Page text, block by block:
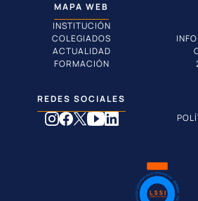
MAPA WEB
INSTITUCIÓN
COLEGIADOS
ACTUALIDAD
FORMACIÓN
REDES SOCIALES